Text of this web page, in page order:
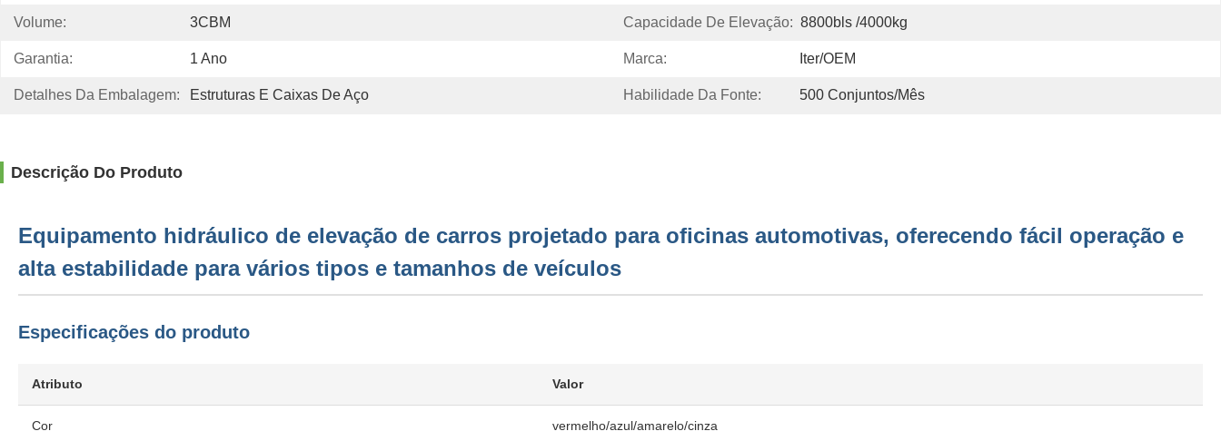
Volume: 3CBM Capacidade De Elevação: 8800bls /4000kg
Garantia: 1 Ano Marca: Iter/OEM
Detalhes Da Embalagem: Estruturas E Caixas De Aço Habilidade Da Fonte: 500 Conjuntos/mês
Descrição Do Produto
Equipamento hidráulico de elevação de carros projetado para oficinas automotivas, oferecendo fácil operação e
alta estabilidade para vários tipos e tamanhos de veículos
Especificações do produto
Atributo Valor
Cor vermelho/azul/amarelo/cinza